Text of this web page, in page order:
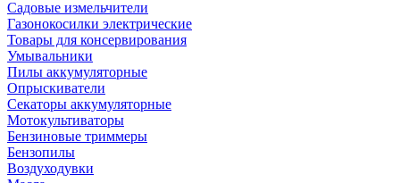
Садовые измельчители
Газонокосилки электрические
Товары для консервирования
Умывальники
Пилы аккумуляторные
Опрыскиватели
Секаторы аккумуляторные
Мотокультиваторы
Бензиновые триммеры
Бензопилы
Воздуходувки